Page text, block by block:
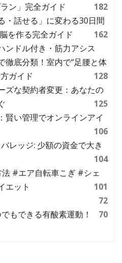
ン」完全ガイド
182
・話せる」に変わる30日間
を作る完全ガイド
162
ンドル付き・筋力アシス
徹底分類！室内で“足腰と体
ガイド
128
ズな契約者変更：あなたの
125
賢い管理でオンラインアイ
106
レッジ: 少額の資金で大き
104
#エア自転車こぎ #シェ
エット
101
72
もできる有酸素運動！
70